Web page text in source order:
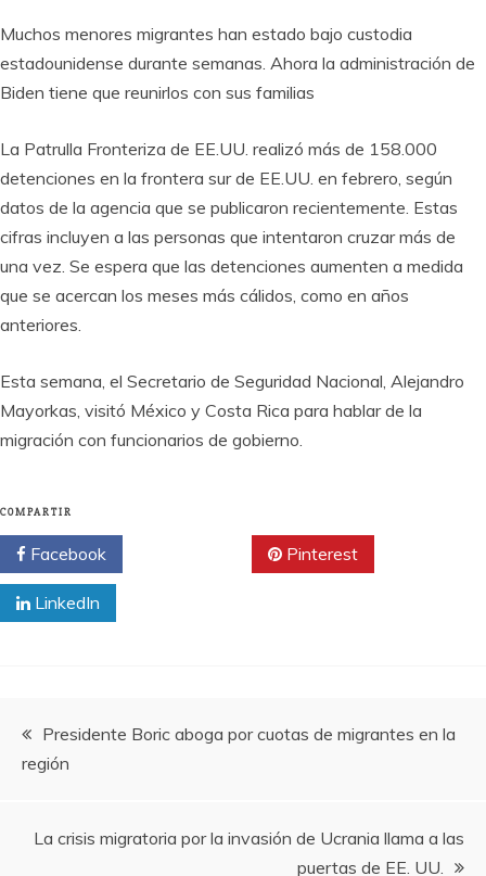
Muchos menores migrantes han estado bajo custodia
estadounidense durante semanas. Ahora la administración de
Biden tiene que reunirlos con sus familias
La Patrulla Fronteriza de EE.UU. realizó más de 158.000
detenciones en la frontera sur de EE.UU. en febrero, según
datos de la agencia que se publicaron recientemente. Estas
cifras incluyen a las personas que intentaron cruzar más de
una vez. Se espera que las detenciones aumenten a medida
que se acercan los meses más cálidos, como en años
anteriores.
Esta semana, el Secretario de Seguridad Nacional, Alejandro
Mayorkas, visitó México y Costa Rica para hablar de la
migración con funcionarios de gobierno.
COMPARTIR
Facebook Pinterest
LinkedIn
Navegación
de
entradas
Presidente Boric aboga por cuotas de migrantes en la
región
La crisis migratoria por la invasión de Ucrania llama a las
puertas de EE. UU.